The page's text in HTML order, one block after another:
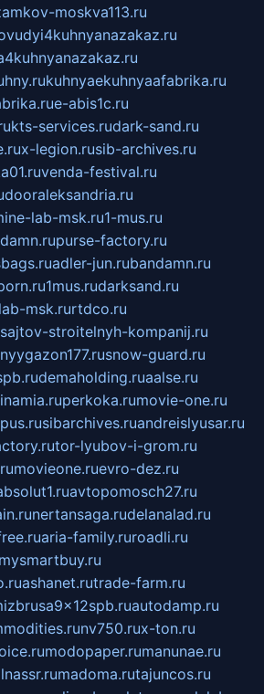
moskva113.ru
kuhnyaekuhnyaafabrika.ru
e-abis1c.ru
kts-services.rudark-sand.ru
x-legion.rusib-archives.ru
venda-festival.ru
dooraleksandria.ru
lab-msk.ru1-mus.ru
purse-factory.ru
adler-jun.rubandamn.ru
1mus.rudarksand.ru
msk.rurtdco.ru
stroitelnyh-kompanij.ru
snow-guard.ru
demaholding.ruaalse.ru
perkoka.rumovie-one.ru
sibarchives.ruandreislyusar.ru
tor-lyubov-i-grom.ru
movieone.ruevro-dez.ru
avtopomosch27.ru
nertansaga.rudelanalad.ru
aria-family.ruroadli.ru
mysmartbuy.ru
ashanet.rutrade-farm.ru
autodamp.ru
nv750.rux-ton.ru
modopaper.rumanunae.ru
madoma.rutajuncos.ru